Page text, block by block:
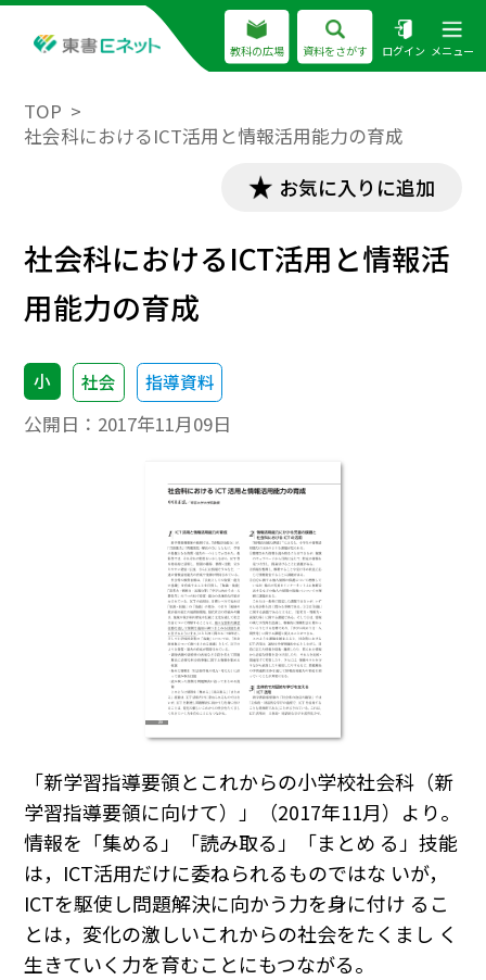
教科の広場 資料をさがす ログイン メニュー
TOP
社会科におけるICT活用と情報活用能力の育成
お気に入りに追加
社会科におけるICT活用と情報活
用能力の育成
小 社会 指導資料
公開日： 2017年11月09日
「新学習指導要領とこれからの小学校社会科（新
学習指導要領に向けて）」（2017年11月）より。
情報を「集める」「読み取る」「まとめ る」技能
は，ICT活用だけに委ねられるものではな いが，
ICTを駆使し問題解決に向かう力を身に付け るこ
とは，変化の激しいこれからの社会をたくまし く
生きていく力を育むことにもつながる。